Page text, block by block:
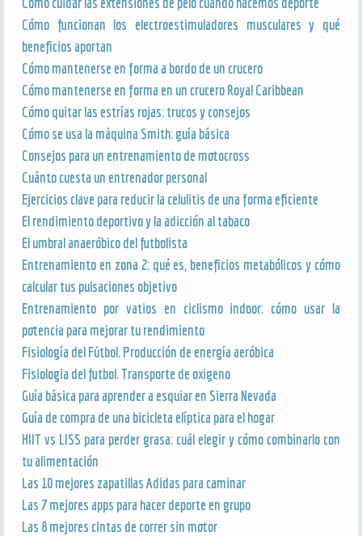
Cómo funcionan los electroestimuladores musculares y qué
beneficios aportan
Cómo mantenerse en forma a bordo de un crucero
Cómo mantenerse en forma en un crucero Royal Caribbean
Cómo quitar las estrías rojas: trucos y consejos
Cómo se usa la máquina Smith: guía básica
Consejos para un entrenamiento de motocross
Cuánto cuesta un entrenador personal
Ejercicios clave para reducir la celulitis de una forma eficiente
El rendimiento deportivo y la adicción al tabaco
El umbral anaeróbico del futbolista
Entrenamiento en zona 2: qué es, beneficios metabólicos y cómo
calcular tus pulsaciones objetivo
Entrenamiento por vatios en ciclismo indoor: cómo usar la
potencia para mejorar tu rendimiento
Fisiología del Fútbol. Producción de energía aeróbica
Fisiologia del futbol. Transporte de oxigeno
Guía básica para aprender a esquiar en Sierra Nevada
Guía de compra de una bicicleta elíptica para el hogar
HIIT vs LISS para perder grasa: cuál elegir y cómo combinarlo con
tu alimentación
Las 10 mejores zapatillas Adidas para caminar
Las 7 mejores apps para hacer deporte en grupo
Las 8 mejores cintas de correr sin motor